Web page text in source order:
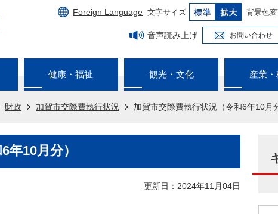
Foreign Language 文字サイズ 背景色
音声読み上げ お問い合わせ
健康・福祉 観光・文化 産業・
財政 加賀市交際費執行状況 加賀市交際費執行状況（令和6年10月
年10月分）
更新日：2024年11月04日